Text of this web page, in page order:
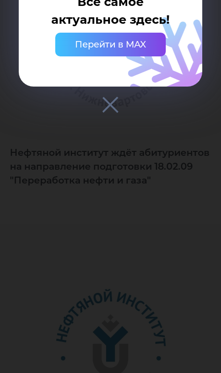
актуальное здесь!
Перейти в MAX
Нефтяной институт ждёт абитуриентов
на направление подготовки 18.02.09
"Переработка нефти и газа"